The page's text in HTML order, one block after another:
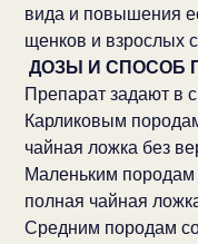
вида и повышения
щенков и взрослых
ДОЗЫ И СПОСОБ
Препарат задают в
Карликовым
чайная ложка без
Маленьким породам
полная чайная
Средним породам